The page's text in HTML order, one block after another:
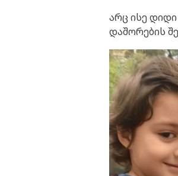
არც ისე
დაშორების